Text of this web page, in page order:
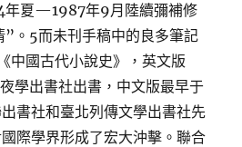
年夏—1987年9月陸續彌補修
。5而未刊手稿中的良多筆記
中國古代小說史》，英文版
學出書社出書，中文版最早于
書社和臺北列傳文學出書社先
際學界形成了宏大沖擊。聯合